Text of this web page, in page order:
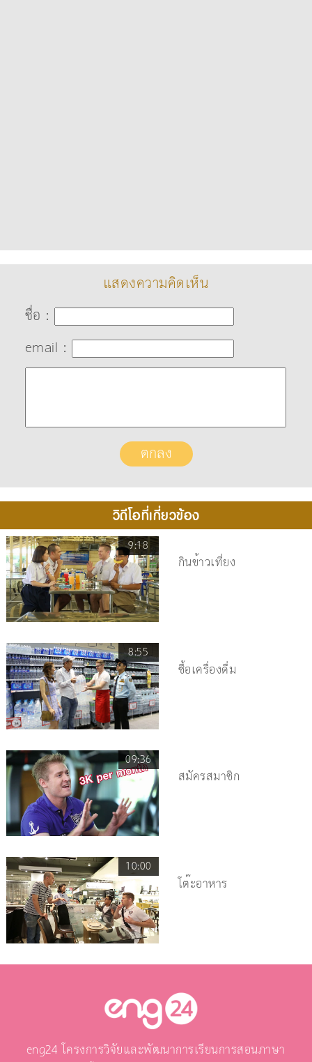
แสดงความคิดเห็น
ชื่อ :
email :
วิดีโอที่เกี่ยวข้อง
9:18
กินข้าวเที่ยง
8:55
ซื้อเครื่องดื่ม
09:36
สมัครสมาชิก
10:00
โต๊ะอาหาร
eng24 โครงการวิจัยและพัฒนาการเรียนการสอนภาษา